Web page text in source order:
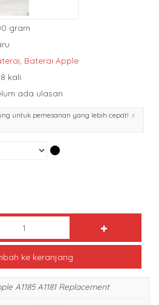
gram
, Baterai Apple
kali
ada ulasan
untuk pemesanan yang lebih cepat!
ke keranjang
A1185 A1181 Replacement